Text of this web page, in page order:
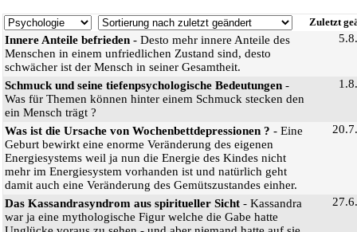
Zuletzt
Innere Anteile befrieden - Desto mehr innere Anteile des
Menschen in einem unfriedlichen Zustand sind, desto
schwächer ist der Mensch in seiner Gesamtheit.
Schmuck und seine tiefenpsychologische Bedeutungen -
Was für Themen können hinter einem Schmuck stecken den
ein Mensch trägt ?
Was ist die Ursache von Wochenbettdepressionen ? - Eine
Geburt bewirkt eine enorme Veränderung des eigenen
Energiesystems weil ja nun die Energie des Kindes nicht
mehr im Energiesystem vorhanden ist und natürlich geht
damit auch eine Veränderung des Gemütszustandes einher.
Das Kassandrasyndrom aus spiritueller Sicht - Kassandra
war ja eine mythologische Figur welche die Gabe hatte